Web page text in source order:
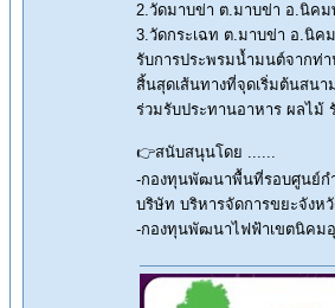
2.วัดมาบข่า ต.มาบข่า อ.นิค
3.วัดกระเฉท ต.มาบข่า อ.นิค
รับการประพรมน้ำมนต์จากท่า
สิ้นสุดเส้นทางที่จุดเริ่มต้นสนา
ร่วมรับประทานอาหาร ผลไม้
👉สนับสนุนโดย ......
-กองทุนพัฒนาพื้นที่รอบศูนย์ก
บริษัท บริหารจัดการขยะจังห
-กองทุนพัฒนาไฟฟ้าเขตนิคม